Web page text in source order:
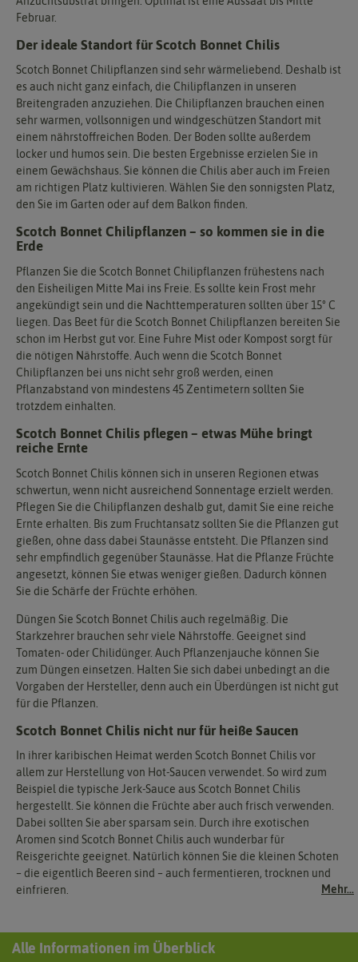
Mehr...
Februar.
Der ideale Standort für Scotch Bonnet Chilis
Scotch Bonnet Chilipflanzen sind sehr wärmeliebend. Deshalb ist
es auch nicht ganz einfach, die Chilipflanzen in unseren
Breitengraden anzuziehen. Die Chilipflanzen brauchen einen
sehr warmen, vollsonnigen und windgeschützen Standort mit
einem nährstoffreichen Boden. Der Boden sollte außerdem
locker und humos sein. Die besten Ergebnisse erzielen Sie in
einem Gewächshaus. Sie können die Chilis aber auch im Freien
am richtigen Platz kultivieren. Wählen Sie den sonnigsten Platz,
den Sie im Garten oder auf dem Balkon finden.
Scotch Bonnet Chilipflanzen – so kommen sie in die
Erde
Pflanzen Sie die Scotch Bonnet Chilipflanzen frühestens nach
den Eisheiligen Mitte Mai ins Freie. Es sollte kein Frost mehr
angekündigt sein und die Nachttemperaturen sollten über 15° C
liegen. Das Beet für die Scotch Bonnet Chilipflanzen bereiten Sie
schon im Herbst gut vor. Eine Fuhre Mist oder Kompost sorgt für
die nötigen Nährstoffe. Auch wenn die Scotch Bonnet
Chilipflanzen bei uns nicht sehr groß werden, einen
Pflanzabstand von mindestens 45 Zentimetern sollten Sie
trotzdem einhalten.
Scotch Bonnet Chilis pflegen – etwas Mühe bringt
reiche Ernte
Scotch Bonnet Chilis können sich in unseren Regionen etwas
schwertun, wenn nicht ausreichend Sonnentage erzielt werden.
Pflegen Sie die Chilipflanzen deshalb gut, damit Sie eine reiche
Ernte erhalten. Bis zum Fruchtansatz sollten Sie die Pflanzen gut
gießen, ohne dass dabei Staunässe entsteht. Die Pflanzen sind
sehr empfindlich gegenüber Staunässe. Hat die Pflanze Früchte
angesetzt, können Sie etwas weniger gießen. Dadurch können
Sie die Schärfe der Früchte erhöhen.
Düngen Sie Scotch Bonnet Chilis auch regelmäßig. Die
Starkzehrer brauchen sehr viele Nährstoffe. Geeignet sind
Tomaten- oder Chilidünger. Auch Pflanzenjauche können Sie
zum Düngen einsetzen. Halten Sie sich dabei unbedingt an die
Vorgaben der Hersteller, denn auch ein Überdüngen ist nicht gut
für die Pflanzen.
Scotch Bonnet Chilis nicht nur für heiße Saucen
In ihrer karibischen Heimat werden Scotch Bonnet Chilis vor
allem zur Herstellung von Hot-Saucen verwendet. So wird zum
Beispiel die typische Jerk-Sauce aus Scotch Bonnet Chilis
hergestellt. Sie können die Früchte aber auch frisch verwenden.
Dabei sollten Sie aber sparsam sein. Durch ihre exotischen
Aromen sind Scotch Bonnet Chilis auch wunderbar für
Reisgerichte geeignet. Natürlich können Sie die kleinen Schoten
– die eigentlich Beeren sind – auch fermentieren, trocknen und
einfrieren.
Alle Informationen im Überblick